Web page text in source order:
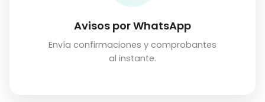
Avisos por WhatsApp
Envía confirmaciones y comprobantes
al instante.